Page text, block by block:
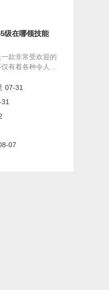
级在哪领技能
款非常受欢迎的
有着各种令人...
07-31
07